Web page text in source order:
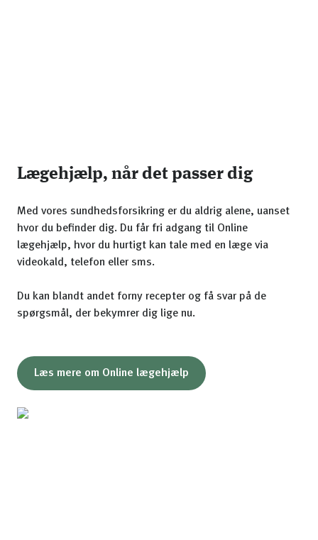
Lægehjælp, når det passer dig
Med vores sundhedsforsikring er du aldrig alene, uanset
hvor du befinder dig. Du får fri adgang til Online
lægehjælp, hvor du hurtigt kan tale med en læge via
videokald, telefon eller sms.
Du kan blandt andet forny recepter og få svar på de
spørgsmål, der bekymrer dig lige nu.
Læs mere om Online lægehjælp